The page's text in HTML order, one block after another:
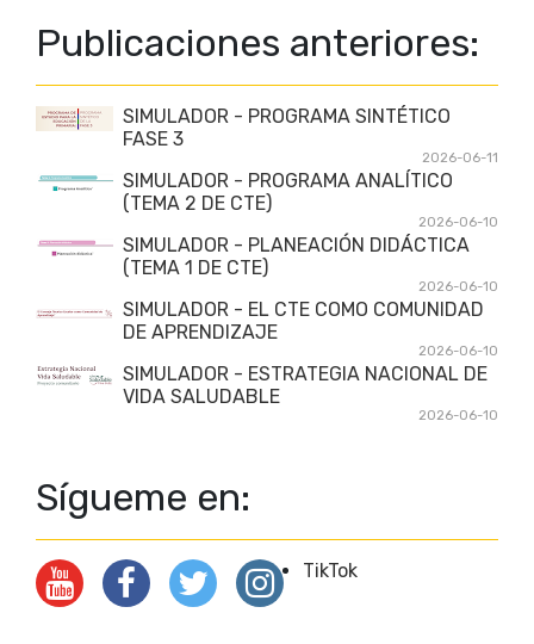
Publicaciones anteriores:
SIMULADOR - PROGRAMA SINTÉTICO
FASE 3
2026-06-11
SIMULADOR - PROGRAMA ANALÍTICO
(TEMA 2 DE CTE)
2026-06-10
SIMULADOR - PLANEACIÓN DIDÁCTICA
(TEMA 1 DE CTE)
2026-06-10
SIMULADOR - EL CTE COMO COMUNIDAD
DE APRENDIZAJE
2026-06-10
SIMULADOR - ESTRATEGIA NACIONAL DE
VIDA SALUDABLE
2026-06-10
Sígueme en:
TikTok